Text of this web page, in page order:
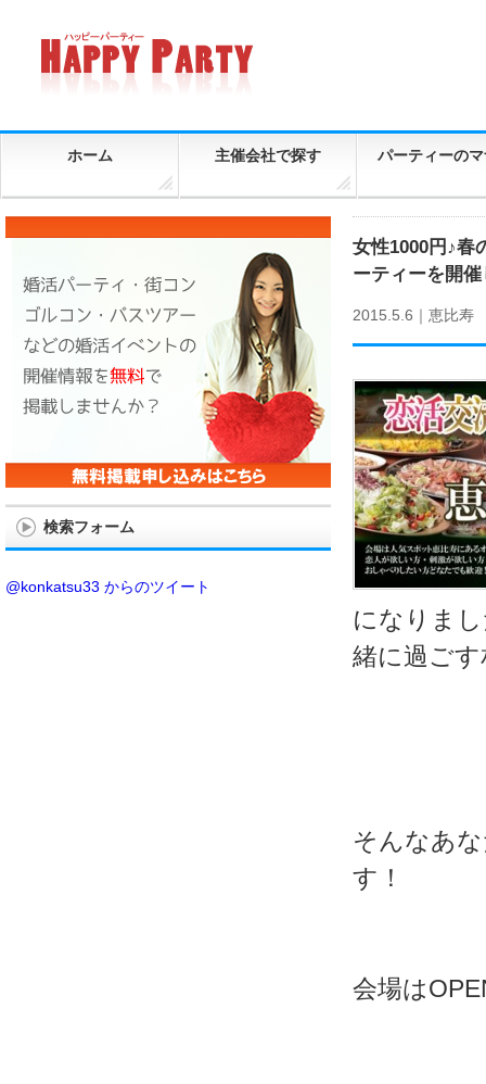
ホーム 主催会社で探す パーティーの
女性1000円♪春
ーティーを開
2015.5.6｜ 恵比寿
になりま
緒に過ご
そんなあ
す！
会場は
検索フォーム
@konkatsu33 からのツイート